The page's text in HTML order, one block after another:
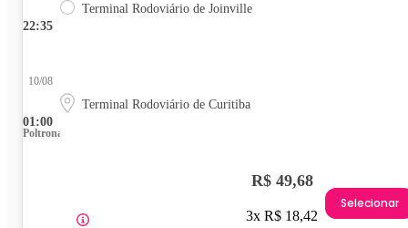
22:35
Terminal Rodoviário de Joinville
01:00
10/08
Terminal Rodoviário de Curitiba
Poltrona
R$ 49,68
3x R$ 18,42
Selecionar